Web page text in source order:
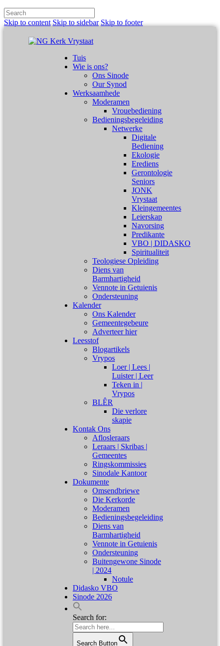
Skip to content Skip to sidebar Skip to footer
Tuis
Wie is ons?
Ons Sinode
Our Synod
Werksaamhede
Moderamen
Vrouebediening
Bedieningsbegeleiding
Netwerke
Digitale
Bediening
Ekologie
Erediens
Gerontologie
Seniors
JONK
Vrystaat
Kleingemeentes
Leierskap
Navorsing
Predikante
VBO | DIDASKO
Spiritualiteit
Teologiese Opleiding
Diens van
Barmhartigheid
Vennote in Getuienis
Ondersteuning
Kalender
Ons Kalender
Gemeentegebeure
Adverteer hier
Leesstof
Blogartikels
Vrypos
Loer | Lees |
Luister | Leer
Teken in |
Vrypos
BLÊR
Die verlore
skapie
Kontak Ons
Aflosleraars
Leraars | Skribas |
Gemeentes
Ringskommissies
Sinodale Kantoor
Dokumente
Omsendbriewe
Die Kerkorde
Moderamen
Bedieningsbegeleiding
Diens van
Barmhartigheid
Vennote in Getuienis
Ondersteuning
Buitengewone Sinode
| 2024
Notule
Didasko VBO
Sinode 2026
Search for:
Search Button